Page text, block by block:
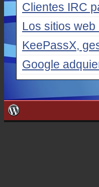
Clientes IRC
Los sitios
KeePassX,
Google